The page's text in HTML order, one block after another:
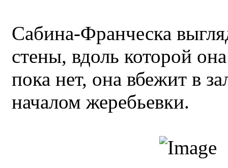
Сабина-Франческа
стены, вдоль которой
пока нет, она вбежит в
началом жеребьевки.